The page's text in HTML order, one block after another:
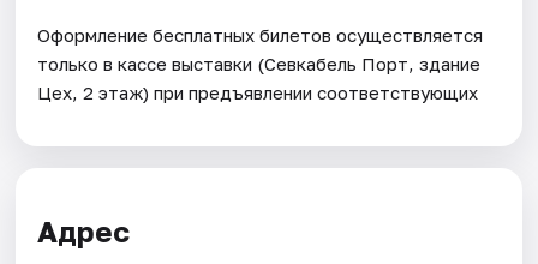
Оформление бесплатных билетов осуществляется
только в кассе выставки (Севкабель Порт, здание
Цех, 2 этаж) при предъявлении соответствующих
Адрес